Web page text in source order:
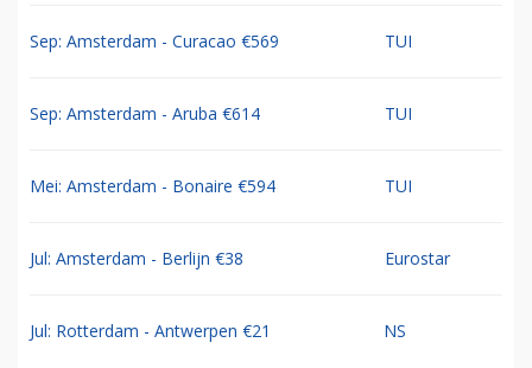
Sep: Amsterdam - Curacao €569 TUI
Sep: Amsterdam - Aruba €614 TUI
Mei: Amsterdam - Bonaire €594 TUI
Jul: Amsterdam - Berlijn €38 Eurostar
Jul: Rotterdam - Antwerpen €21 NS